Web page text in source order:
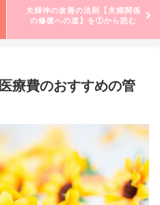
夫婦仲の改善の法則【夫婦関係
の修復への道】を①から読む
療費のおすすめの管